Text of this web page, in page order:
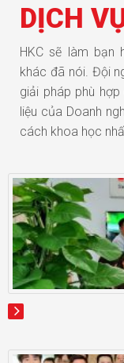
DỊCH
HKC sẽ làm bạn
khác đã nói. Đội
giải pháp phù
liệu của Doanh
cách khoa học